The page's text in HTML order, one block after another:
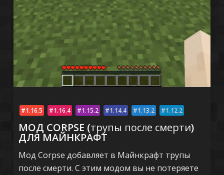
1.16.5 1.16.4 1.15.2 1.14.4 1.13.2 1.12.2
МОД CORPSE (трупы после смерти)
ДЛЯ МАЙНКРАФТ
Мод Corpse добавляет в Майнкрафт трупы
после смерти. С этим модом вы не потеряете